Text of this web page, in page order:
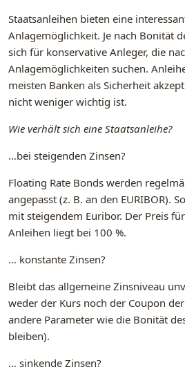
Staatsanleihen bieten eine
Anlagemöglichkeit. Je nach Bonität
sich für konservative Anleger, die
Anlagemöglichkeiten suchen.
meisten Banken als Sicherheit
nicht weniger wichtig ist.
Wie verhält sich eine Staatsanleihe?
…bei steigenden Zinsen?
Floating Rate Bonds werden
angepasst (z. B. an den EURIBOR).
mit steigendem Euribor. Der Preis
Anleihen liegt bei 100 %.
… konstante Zinsen?
Bleibt das allgemeine Zinsniveau
weder der Kurs noch der Coupon
andere Parameter wie die Bonität
bleiben).
… sinkende Zinsen?